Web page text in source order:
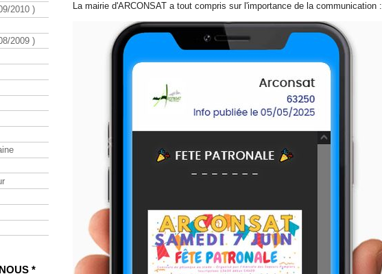
La mairie d'ARCONSAT a tout compris sur l'importance de la communication :
2010 )
2009 )
*